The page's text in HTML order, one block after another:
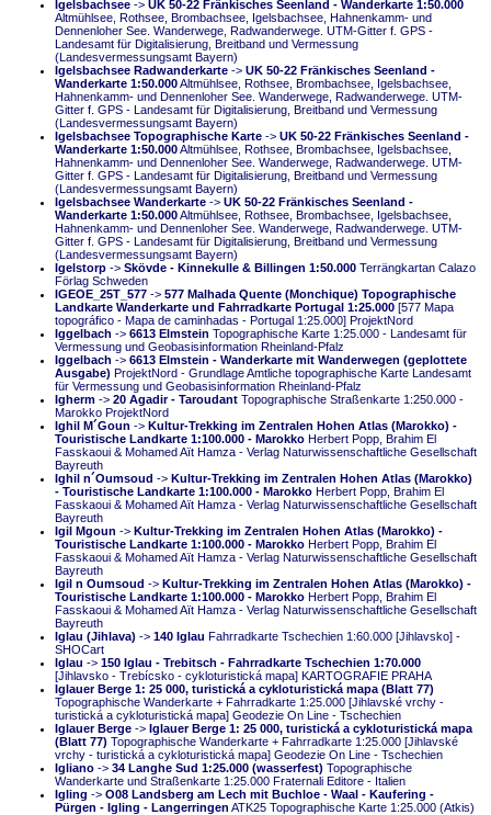
Igelsbachsee -> UK 50-22 Fränkisches Seenland - Wanderkarte 1:50.000
Altmühlsee, Rothsee, Brombachsee, Igelsbachsee, Hahnenkamm- und
Dennenloher See. Wanderwege, Radwanderwege. UTM-Gitter f. GPS -
Landesamt für Digitalisierung, Breitband und Vermessung
(Landesvermessungsamt Bayern)
Igelsbachsee Radwanderkarte -> UK 50-22 Fränkisches Seenland -
Wanderkarte 1:50.000Altmühlsee, Rothsee, Brombachsee, Igelsbachsee,
Hahnenkamm- und Dennenloher See. Wanderwege, Radwanderwege. UTM-
Gitter f. GPS - Landesamt für Digitalisierung, Breitband und Vermessung
(Landesvermessungsamt Bayern)
Igelsbachsee Topographische Karte -> UK 50-22 Fränkisches Seenland -
Wanderkarte 1:50.000Altmühlsee, Rothsee, Brombachsee, Igelsbachsee,
Hahnenkamm- und Dennenloher See. Wanderwege, Radwanderwege. UTM-
Gitter f. GPS - Landesamt für Digitalisierung, Breitband und Vermessung
(Landesvermessungsamt Bayern)
Igelsbachsee Wanderkarte -> UK 50-22 Fränkisches Seenland -
Wanderkarte 1:50.000Altmühlsee, Rothsee, Brombachsee, Igelsbachsee,
Hahnenkamm- und Dennenloher See. Wanderwege, Radwanderwege. UTM-
Gitter f. GPS - Landesamt für Digitalisierung, Breitband und Vermessung
(Landesvermessungsamt Bayern)
Igelstorp -> Skövde - Kinnekulle & Billingen 1:50.000 Terrängkartan Calazo
Förlag Schweden
IGEOE_25T_577 -> 577 Malhada Quente (Monchique) Topographische
Landkarte Wanderkarte und Fahrradkarte Portugal 1:25.000 [577 Mapa
topográfico - Mapa de caminhadas - Portugal 1:25.000] ProjektNord
Iggelbach -> 6613 Elmstein Topographische Karte 1:25.000 - Landesamt für
Vermessung und Geobasisinformation Rheinland-Pfalz
Iggelbach -> 6613 Elmstein - Wanderkarte mit Wanderwegen (geplottete
Ausgabe) ProjektNord - Grundlage Amtliche topographische Karte Landesamt
für Vermessung und Geobasisinformation Rheinland-Pfalz
Igherm -> 20 Agadir - Taroudant Topographische Straßenkarte 1:250.000 -
Marokko ProjektNord
Ighil M´Goun -> Kultur-Trekking im Zentralen Hohen Atlas (Marokko) -
Touristische Landkarte 1:100.000 - Marokko Herbert Popp, Brahim El
Fasskaoui & Mohamed Aït Hamza - Verlag Naturwissenschaftliche Gesellschaft
Bayreuth
Ighil n´Oumsoud -> Kultur-Trekking im Zentralen Hohen Atlas (Marokko)
- Touristische Landkarte 1:100.000 - Marokko Herbert Popp, Brahim El
Fasskaoui & Mohamed Aït Hamza - Verlag Naturwissenschaftliche Gesellschaft
Bayreuth
Igil Mgoun -> Kultur-Trekking im Zentralen Hohen Atlas (Marokko) -
Touristische Landkarte 1:100.000 - Marokko Herbert Popp, Brahim El
Fasskaoui & Mohamed Aït Hamza - Verlag Naturwissenschaftliche Gesellschaft
Bayreuth
Igil n Oumsoud -> Kultur-Trekking im Zentralen Hohen Atlas (Marokko) -
Touristische Landkarte 1:100.000 - Marokko Herbert Popp, Brahim El
Fasskaoui & Mohamed Aït Hamza - Verlag Naturwissenschaftliche Gesellschaft
Bayreuth
Iglau (Jihlava) -> 140 Iglau Fahrradkarte Tschechien 1:60.000 [Jihlavsko] -
SHOCart
Iglau -> 150 Iglau - Trebitsch - Fahrradkarte Tschechien 1:70.000
[Jihlavsko - Trebícsko - cykloturistická mapa] KARTOGRAFIE PRAHA
Iglauer Berge 1: 25 000, turistická a cykloturistická mapa (Blatt 77)
Topographische Wanderkarte + Fahrradkarte 1:25.000 [Jihlavské vrchy -
turistická a cykloturistická mapa] Geodezie On Line - Tschechien
Iglauer Berge -> Iglauer Berge 1: 25 000, turistická a cykloturistická mapa
(Blatt 77) Topographische Wanderkarte + Fahrradkarte 1:25.000 [Jihlavské
vrchy - turistická a cykloturistická mapa] Geodezie On Line - Tschechien
Igliano -> 34 Langhe Sud 1:25.000 (wasserfest) Topographische
Wanderkarte und Straßenkarte 1:25.000 Fraternali Editore - Italien
Igling -> O08 Landsberg am Lech mit Buchloe - Waal - Kaufering -
Pürgen - Igling - Langerringen ATK25 Topographische Karte 1:25.000 (Atkis)